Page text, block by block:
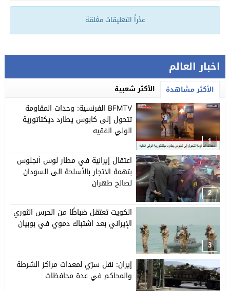
عذراً التعليقات مغلقة
اخبار العالم
الأكثر مشاهدة الأكثر شعبية
1
BFMTV الفرنسية: وحدات المقاومة
تتحول إلى كابوس يطارد ديكتاتورية
الولي الفقيه
2
اعتقال إيرانية في مطار لوس أنجلوس
بتهمة الاتجار بالأسلحة الى السودان
لصالح طهران
3
الكويت تعتقل ضباطًا من الحرس الثوري
الإيراني بعد اشتباك دموي في بوبيان
إيران: نقل سرّي لمعدات مراكز الشرطة
والمحاكم في عدة محافظات